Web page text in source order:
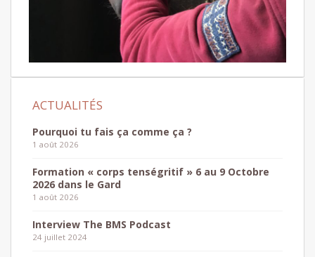
Pourquoi tu fais ça comme ça ?
1 août 2026
Formation « corps tenségritif » 6 au 9 Octobre
2026 dans le Gard
1 août 2026
Interview The BMS Podcast
24 juillet 2024